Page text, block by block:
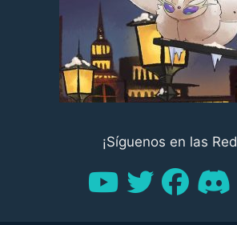
¡Síguenos en las